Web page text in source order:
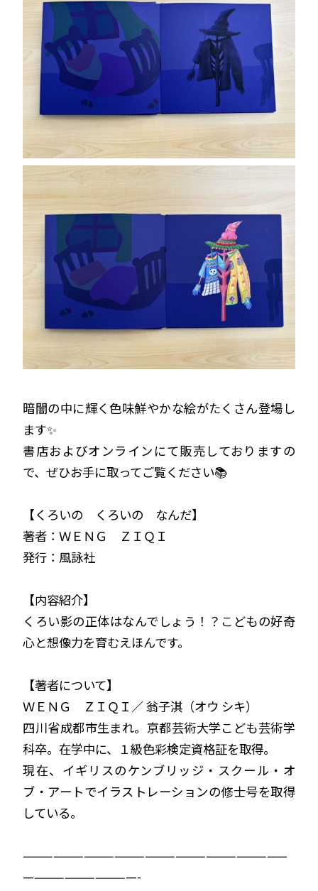
暗闇の中に輝く色味鮮やかな絵がたくさん登場し
ます✨
書店およびオンラインにて販売しておりますの
で、ぜひお手に取ってご覧ください📚
【くろいの くろいの なんだ】
著者：ＷＥＮＧ ＺＩＱＩ
発行：風詠社
【内容紹介】
くろい影の正体はなんでしょう！？こどもの好奇
心と想像力を育むえほんです。
【著者について】
ＷＥＮＧ ＺＩＱＩ／ 翁子淇（オウ シキ）
四川省成都市生まれ。京都芸術大学こども芸術学
科卒。在学中に、１級色彩検定資格証を取得。
現在、イギリスのケンブリッジ・スクール・オ
ブ・アートでイラストレーションの修士号を取得
している。
——————————————————————————
———————————-